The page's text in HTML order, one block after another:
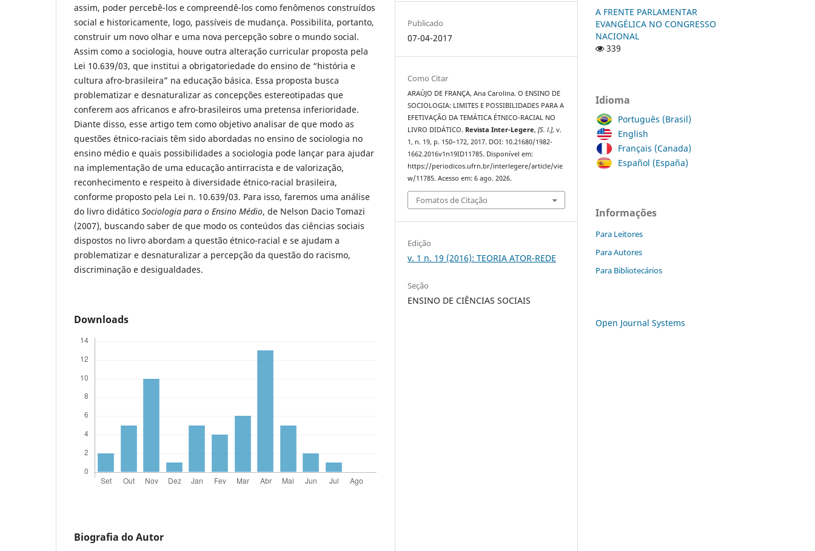
assim, poder percebê-los e compreendê-los como fenômenos construídos
social e historicamente, logo, passíveis de mudança. Possibilita, portanto,
construir um novo olhar e uma nova percepção sobre o mundo social.
Assim como a sociologia, houve outra alteração curricular proposta pela
Lei 10.639/03, que institui a obrigatoriedade do ensino de “história e
cultura afro-brasileira” na educação básica. Essa proposta busca
problematizar e desnaturalizar as concepções estereotipadas que
conferem aos africanos e afro-brasileiros uma pretensa inferioridade.
Diante disso, esse artigo tem como objetivo analisar de que modo as
questões étnico-raciais têm sido abordadas no ensino de sociologia no
ensino médio e quais possibilidades a sociologia pode lançar para ajudar
na implementação de uma educação antirracista e de valorização,
reconhecimento e respeito à diversidade étnico-racial brasileira,
conforme proposto pela Lei n. 10.639/03. Para isso, faremos uma análise
do livro didático Sociologia para o Ensino Médio, de Nelson Dacio Tomazi
(2007), buscando saber de que modo os conteúdos das ciências sociais
dispostos no livro abordam a questão étnico-racial e se ajudam a
problematizar e desnaturalizar a percepção da questão do racismo,
discriminação e desigualdades.
Downloads
Biografia do Autor
Publicado
07-04-2017
Como Citar
ARAÚJO DE FRANÇA, Ana Carolina. O ENSINO DE
SOCIOLOGIA: LIMITES E POSSIBILIDADES PARA A
EFETIVAÇÃO DA TEMÁTICA ÉTNICO-RACIAL NO
LIVRO DIDÁTICO. Revista Inter-Legere,[S. l.], v.
1, n. 19, p. 150–172, 2017. DOI: 10.21680/1982-
1662.2016v1n19ID11785. Disponível em:
https://periodicos.ufrn.br/interlegere/article/vie
w/11785. Acesso em: 6 ago. 2026.
Fomatos de Citação
Edição
v. 1 n. 19 (2016): TEORIA ATOR-REDE
Seção
ENSINO DE CIÊNCIAS SOCIAIS
A FRENTE PARLAMENTAR
EVANGÉLICA NO CONGRESSO
NACIONAL
339
Idioma
Português (Brasil)
English
Français (Canada)
Español (España)
Informações
Para Leitores
Para Autores
Para Bibliotecários
Open Journal Systems